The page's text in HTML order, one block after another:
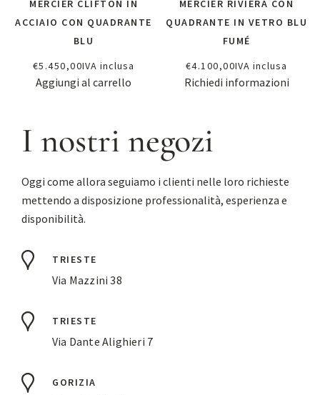
MERCIER CLIFTON IN
ACCIAIO CON QUADRANTE
BLU
€5.450,00IVA inclusa
Aggiungi al carrello
MERCIER RIVIERA CON
QUADRANTE IN VETRO BLU
FUMÉ
€4.100,00IVA inclusa
Richiedi informazioni
I nostri negozi
Oggi come allora seguiamo i clienti nelle loro richieste
mettendo a disposizione professionalità, esperienza e
disponibilità.
TRIESTE
Via Mazzini 38
TRIESTE
Via Dante Alighieri 7
GORIZIA